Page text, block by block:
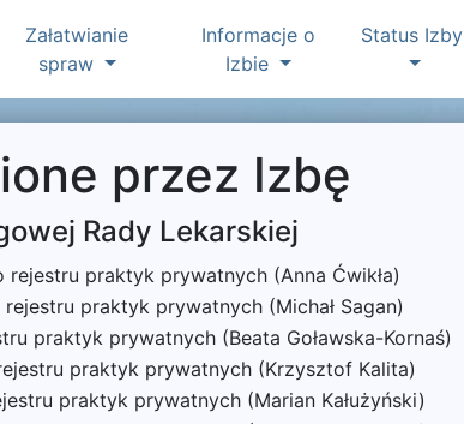
Załatwianie
spraw
Informacje o
Izbie
Status Izby
przez Izbę
Rady Lekarskiej
rejestru praktyk prywatnych (Anna Ćwikła)
rejestru praktyk prywatnych (Michał Sagan)
praktyk prywatnych (Beata Goławska-Kornaś)
praktyk prywatnych (Krzysztof Kalita)
praktyk prywatnych (Marian Kałużyński)